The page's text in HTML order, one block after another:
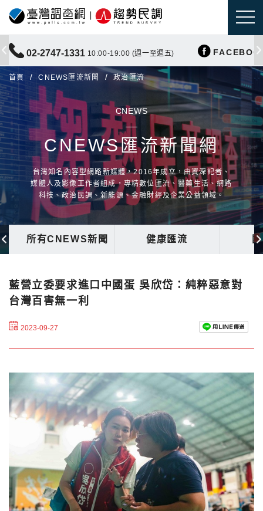
02-2747-1331 10:00-19:00 (週一至週五)
首頁 CNEWS匯流新聞 政治匯流
CNEWS
CNEWS匯流新聞網
台灣知名內容型網路新媒體，2016年成立，由資深記者、
媒體人及影像工作者組成，專精數位匯流、醫藥生活、網路
科技、政治民調、新能源、金融財經及企業公益領域。
所有CNEWS新聞 健康匯流
藍營立委要求進口中國蛋 吳欣岱：純粹惡意對
台灣百害無一利
2023-09-27